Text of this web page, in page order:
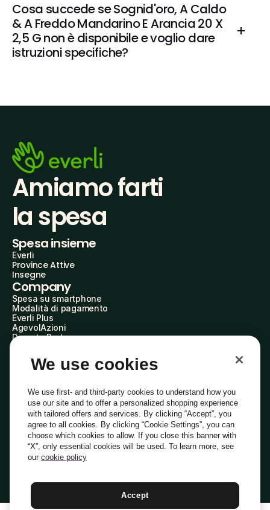
Cosa succede se Sognid'oro, A Caldo
& A Freddo Mandarino E Arancia 20 X
2,5 G non è disponibile e voglio dare
istruzioni specifiche?
Amiamo farti
la spesa
Spesa insieme
Everli
Province Attive
Insegne
Company
Spesa su smartphone
Modalità di pagamento
Everli Plus
AgevolAzioni
Diventa Partner
Everli Shoppers
About Us
Everli News
Domande frequenti
Lavora con noi
Diventa Shopper
Investitori
PrivacyCookiePreferenze Cookie
Termini e CondizioniCodice Etico
Indirizzo PEC: everli@pec.it - indirizzo DPO: dpo@everli.com
Italiano
We use cookies
We use first- and third-party cookies to understand how you
use our site and to offer a personalized shopping experience
with tailored offers and services. By clicking “Accept”, you
agree to all cookies. By clicking “Cookie Settings”, you can
choose which cookies to allow. If you close this banner with
“X”, only essential cookies will be used. To learn more, see
our cookie policy
Accept